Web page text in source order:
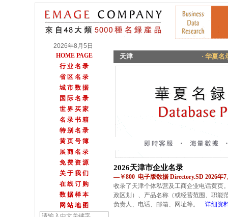
2026年8月5日
HOME PAGE
行 业 名 录
省 区 名 录
城 市 数 据
国 际 名 录
世 界 买 家
名 录 书 籍
特 别 名 录
黄 页 号 簿
展 商 名 录
免 费 资 源
关 于 我 们
在 线 订 购
数 据 样 本
网 站 地 图
天津 · 华夏
2026天津市企业名录
—￥800 电子版数据 Directory.SD 2026年7
收录了天津个体私营及工商企业电话黄页
政区划）、产品名称（或经营范围、职能
负责人、电话、邮箱、网址等。
详细资